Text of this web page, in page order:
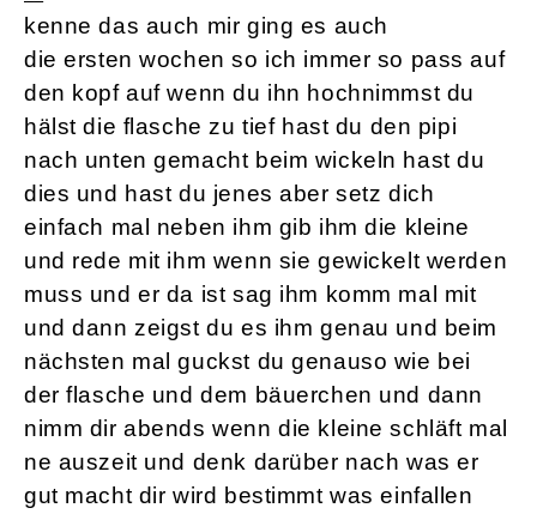
kenne das auch mir ging es auch
die ersten wochen so ich immer so pass auf
den kopf auf wenn du ihn hochnimmst du
hälst die flasche zu tief hast du den pipi
nach unten gemacht beim wickeln hast du
dies und hast du jenes aber setz dich
einfach mal neben ihm gib ihm die kleine
und rede mit ihm wenn sie gewickelt werden
muss und er da ist sag ihm komm mal mit
und dann zeigst du es ihm genau und beim
nächsten mal guckst du genauso wie bei
der flasche und dem bäuerchen und dann
nimm dir abends wenn die kleine schläft mal
ne auszeit und denk darüber nach was er
gut macht dir wird bestimmt was einfallen